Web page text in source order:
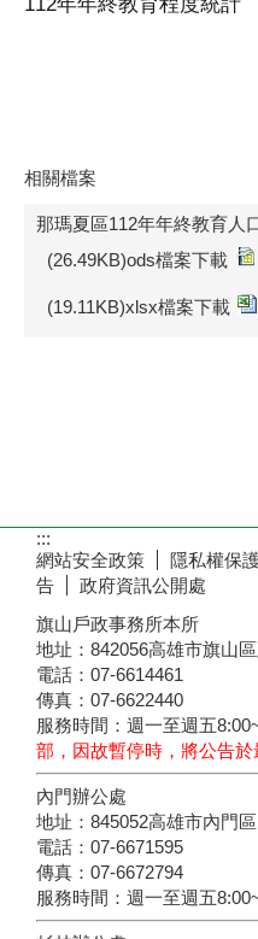
相關檔案
那瑪夏區112年年終教育人
(26.49KB)ods檔案下載
(19.11KB)xlsx檔案下載
:::
網站安全政策
隱私權保
告
政府資訊公開處
旗山戶政事務所本所
地址：842056高雄市旗山
電話：07-6614461
傳真：07-6622440
服務時間：週一至週五
部，因故暫停時，將公告於
內門辦公處
地址：845052高雄市內門
電話：07-6671595
傳真：07-6672794
服務時間：週一至週五